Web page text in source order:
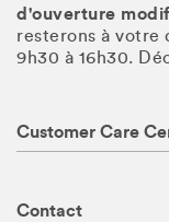
d'ouverture
resterons à votre
9h30 à 16h30.
Customer Care
Contact